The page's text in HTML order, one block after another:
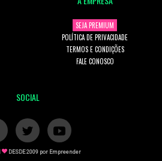
SEJA PREMIUM
POLÍTICA DE PRIVACIDADE
TERMOS E CONDIÇÕES
FALE CONOSCO
SOCIAL
DESDE 2009 por Empreender